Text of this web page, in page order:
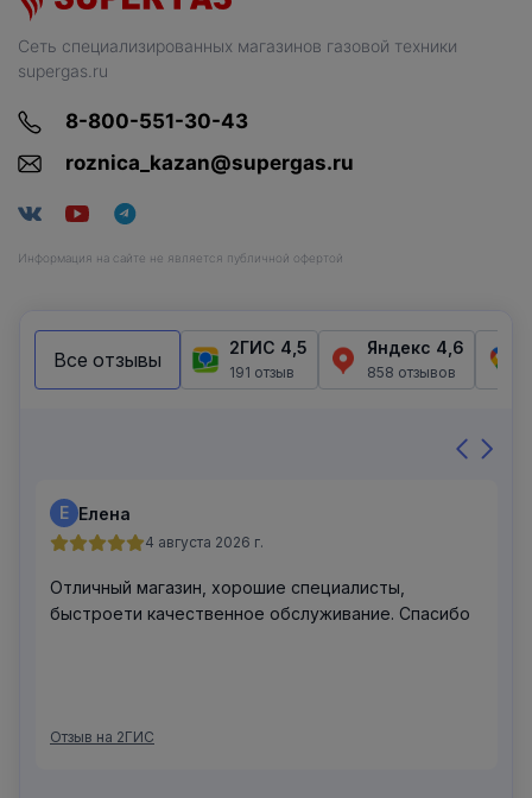
Сеть специализированных магазинов газовой техники
supergas.ru
8-800-551-30-43
roznica_kazan@supergas.ru
Информация на сайте не является публичной офертой